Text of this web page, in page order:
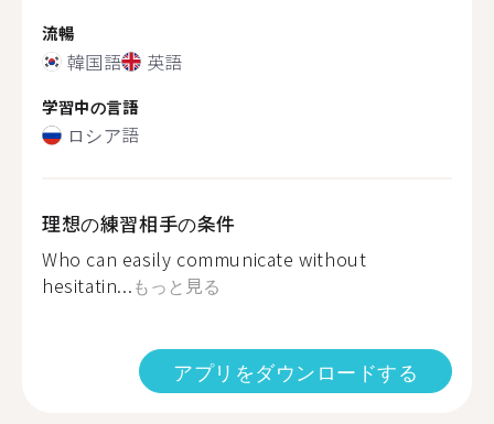
流暢
韓国語 英語
学習中の言語
ロシア語
理想の練習相手の条件
Who can easily communicate without
hesitatin...もっと見る
アプリをダウンロードする